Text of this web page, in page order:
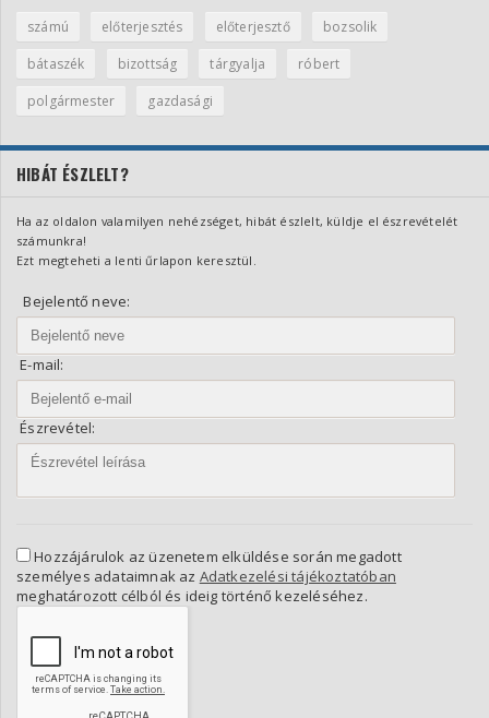
számú előterjesztés előterjesztő
bozsolik
bátaszék
bizottság tárgyalja
róbert
polgármester
gazdasági
HIBÁT ÉSZLELT?
Ha az oldalon valamilyen nehézséget, hibát észlelt, küldje el észrevételét
számunkra!
Ezt megteheti a lenti űrlapon keresztül.
Bejelentő neve:
E-mail:
Észrevétel:
Hozzájárulok az üzenetem elküldése során megadott
személyes adataimnak az Adatkezelési tájékoztatóban
meghatározott célból és ideig történő kezeléséhez.